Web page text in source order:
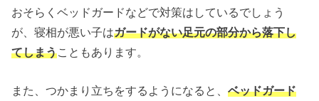
おそらくベッドガードなどで対策はしているでしょう
が、寝相が悪い子はガードがない足元の部分から落下し
てしまうこともあります。
また、つかまり立ちをするようになると、ベッドガード